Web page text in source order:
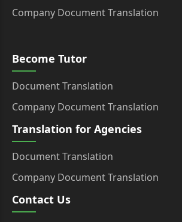
Company Document Translation
Become Tutor
Document Translation
Company Document Translation
Translation for Agencies
Document Translation
Company Document Translation
Contact Us